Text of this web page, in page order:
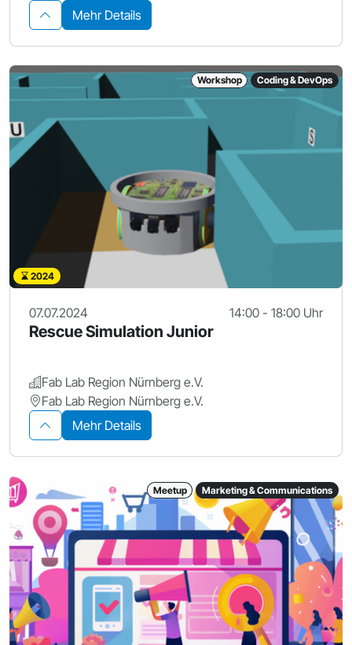
Mehr Details
Workshop Coding & DevOps
2024
07.07.2024 14:00 - 18:00 Uhr
Rescue Simulation Junior
Fab Lab Region Nürnberg e.V.
Fab Lab Region Nürnberg e.V.
Mehr Details
Meetup Marketing & Communications